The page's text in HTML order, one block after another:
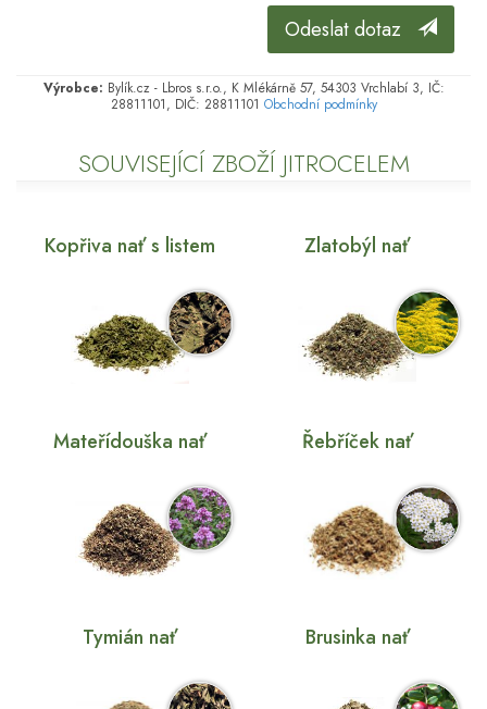
Odeslat dotaz
Výrobce: Bylík.cz - Lbros s.r.o., K Mlékárně 57, 54303 Vrchlabí 3, IČ:
28811101, DIČ: 28811101 Obchodní podmínky
SOUVISEJÍCÍ ZBOŽÍ JITROCELEM
Kopřiva nať s listem Zlatobýl nať
Mateřídouška nať Řebříček nať
Tymián nať Brusinka nať